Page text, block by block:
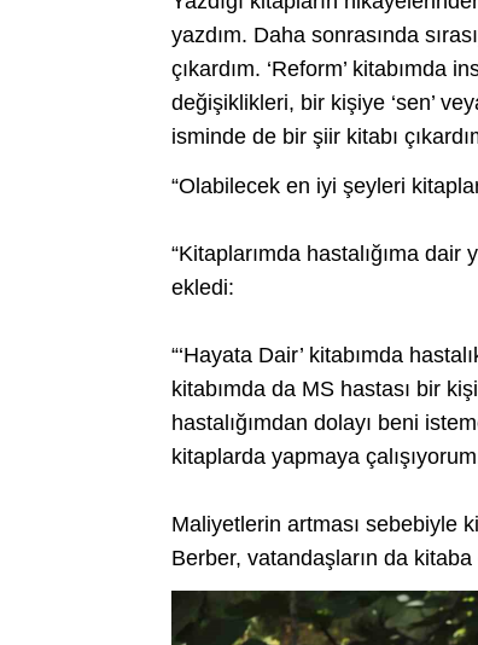
yazdım. Daha sonrasında
çıkardım. ‘Reform’ kitabımda
değişiklikleri, bir kişiye ‘sen’
isminde de bir şiir kitabı
“Olabilecek en iyi şeyleri
“Kitaplarımda hastalığıma
ekledi:
“‘Hayata Dair’ kitabımda
kitabımda da MS hastası bir
hastalığımdan dolayı beni
kitaplarda yapmaya
Maliyetlerin artması sebebiyle
Berber, vatandaşların da kitaba